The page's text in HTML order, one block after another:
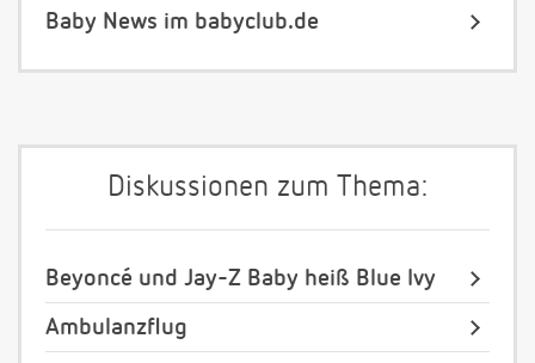
Baby News im babyclub.de
Diskussionen zum Thema:
Beyoncé und Jay-Z Baby heiß Blue Ivy
Ambulanzflug